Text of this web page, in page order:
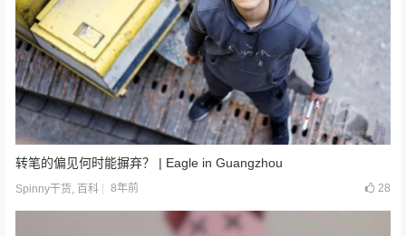
转笔的偏见何时能摒弃？ | Eagle in Guangzhou
Spinny干货, 百科 8年前 28